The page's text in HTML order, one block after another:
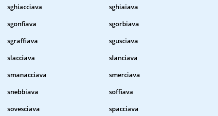
sghiacciava
sghiaiava
sgonfiava
sgorbiava
sgraffiava
sgusciava
slacciava
slanciava
smanacciava
smerciava
snebbiava
soffiava
sovesciava
spacciava